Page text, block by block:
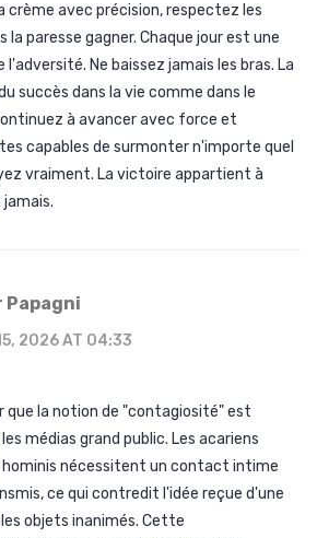
crème avec précision, respectez les
la paresse gagner. Chaque jour est une
Ne baissez jamais les bras. La
succès dans la vie comme dans le
à avancer avec force et
capables de surmonter n'importe quel
vraiment. La victoire appartient à
Papagni
2026 AT 04:33
que la notion de "contagiosité" est
médias grand public. Les acariens
hominis nécessitent un contact intime
ce qui contredit l'idée reçue d'une
objets inanimés. Cette